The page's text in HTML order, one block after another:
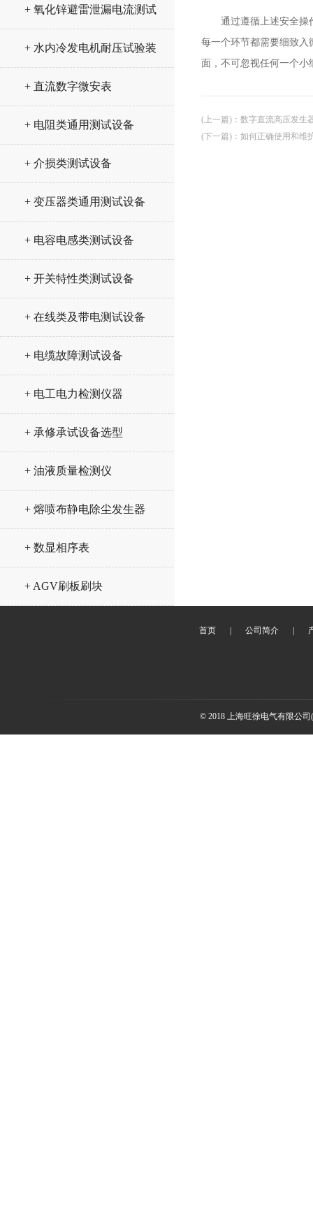
+ 氧化锌避雷泄漏电流测试
仪
+ 水内冷发电机耐压试验装
置
+ 直流数字微安表
+ 电阻类通用测试设备
+ 介损类测试设备
+ 变压器类通用测试设备
+ 电容电感类测试设备
+ 开关特性类测试设备
+ 在线类及带电测试设备
+ 电缆故障测试设备
+ 电工电力检测仪器
+ 承修承试设备选型
+ 油液质量检测仪
+ 熔喷布静电除尘发生器
+ 数显相序表
+ AGV刷板刷块
通过遵循上述安全操作
每一个环节都需要细致入
面，不可忽视任何一个小
(上一篇) ： 数字直流高压发生
(下一篇) ： 如何正确使用和维
首页 公司简介
© 2018 上海旺徐电气有限公司